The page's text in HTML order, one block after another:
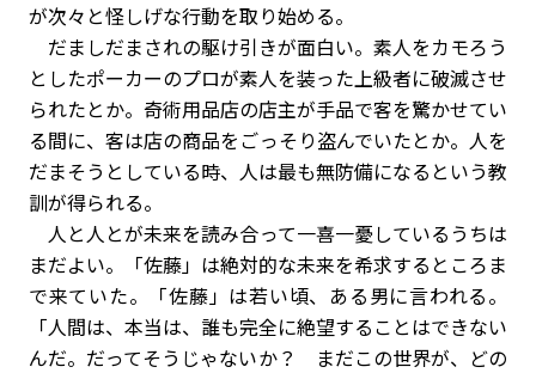
が次々と怪しげな行動を取り始める。
だましだまされの駆け引きが面白い。素人をカモろう
としたポーカーのプロが素人を装った上級者に破滅させ
られたとか。奇術用品店の店主が手品で客を驚かせてい
る間に、客は店の商品をごっそり盗んでいたとか。人を
だまそうとしている時、人は最も無防備になるという教
訓が得られる。
人と人とが未来を読み合って一喜一憂しているうちは
まだよい。「佐藤」は絶対的な未来を希求するところま
で来ていた。「佐藤」は若い頃、ある男に言われる。
「人間は、本当は、誰も完全に絶望することはできない
んだ。だってそうじゃないか？ まだこの世界が、どの